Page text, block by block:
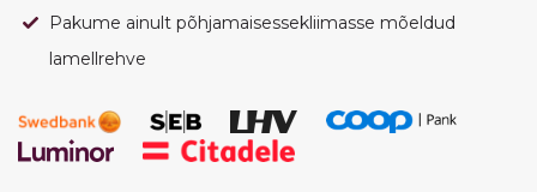
Pakume ainult põhjamaisessekliimasse mõeldud
lamellrehve